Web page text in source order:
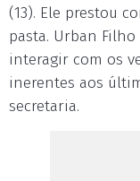
(13). Ele prestou
pasta. Urban
interagir com os
inerentes aos
secretaria.